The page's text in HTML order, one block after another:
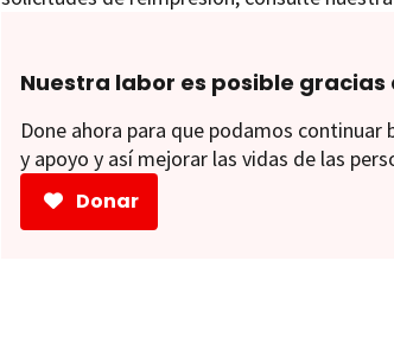
Nuestra labor es posible
Done ahora para que podamos
y apoyo y así mejorar las vidas de las
Donar